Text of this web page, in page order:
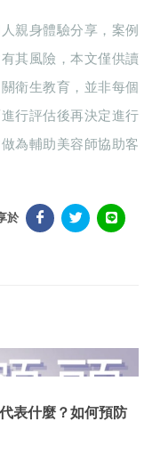
親身體驗分享，案例
其風險，本文僅供讀
衛生教育，並非每個
行評估後再決定進行
為輔助美容師協助客
於
行為千萬不要踩？